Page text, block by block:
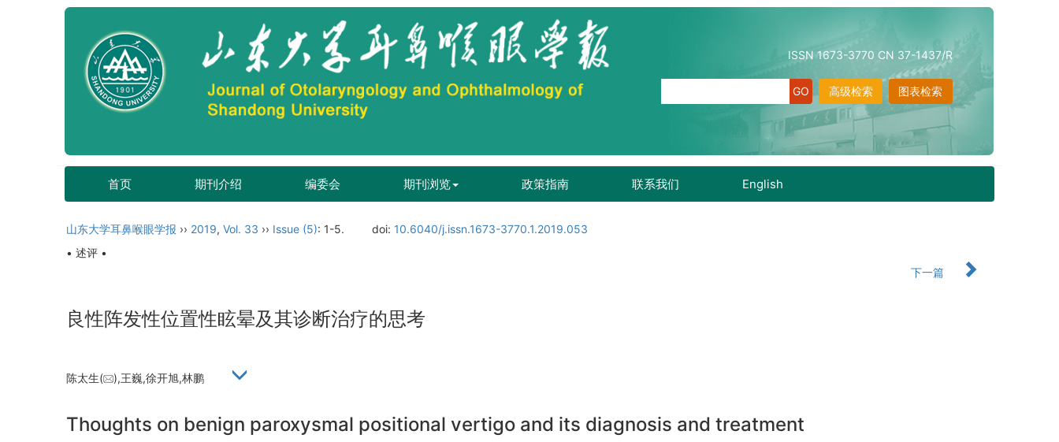
ISSN 1673-3770 CN 37-1437/R
图表检索
高级检索
首页 期刊介绍 编委会 期刊浏览 政策指南 联系我们 English
山东大学耳鼻喉眼学报 ›› 2019, Vol. 33 ›› Issue (5): 1-5. doi: 10.6040/j.issn.1673-3770.1.2019.053
• 述评 •
下一篇
良性阵发性位置性眩晕及其诊断治疗的思考
陈太生( ),王巍,徐开旭,林鹏
Thoughts on benign paroxysmal positional vertigo and its diagnosis and treatment